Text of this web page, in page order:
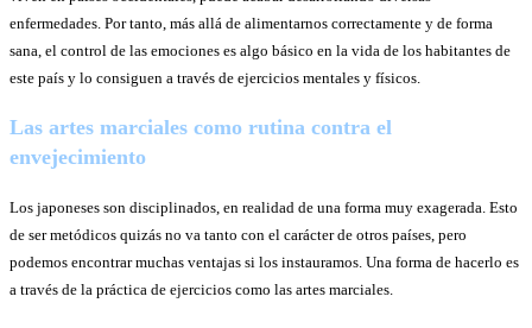
enfermedades. Por tanto, más allá de alimentarnos correctamente y de forma
sana, el control de las emociones es algo básico en la vida de los habitantes de
este país y lo consiguen a través de ejercicios mentales y físicos.
Las artes marciales como rutina contra el
envejecimiento
Los japoneses son disciplinados, en realidad de una forma muy exagerada. Esto
de ser metódicos quizás no va tanto con el carácter de otros países, pero
podemos encontrar muchas ventajas si los instauramos. Una forma de hacerlo es
a través de la práctica de ejercicios como las artes marciales.